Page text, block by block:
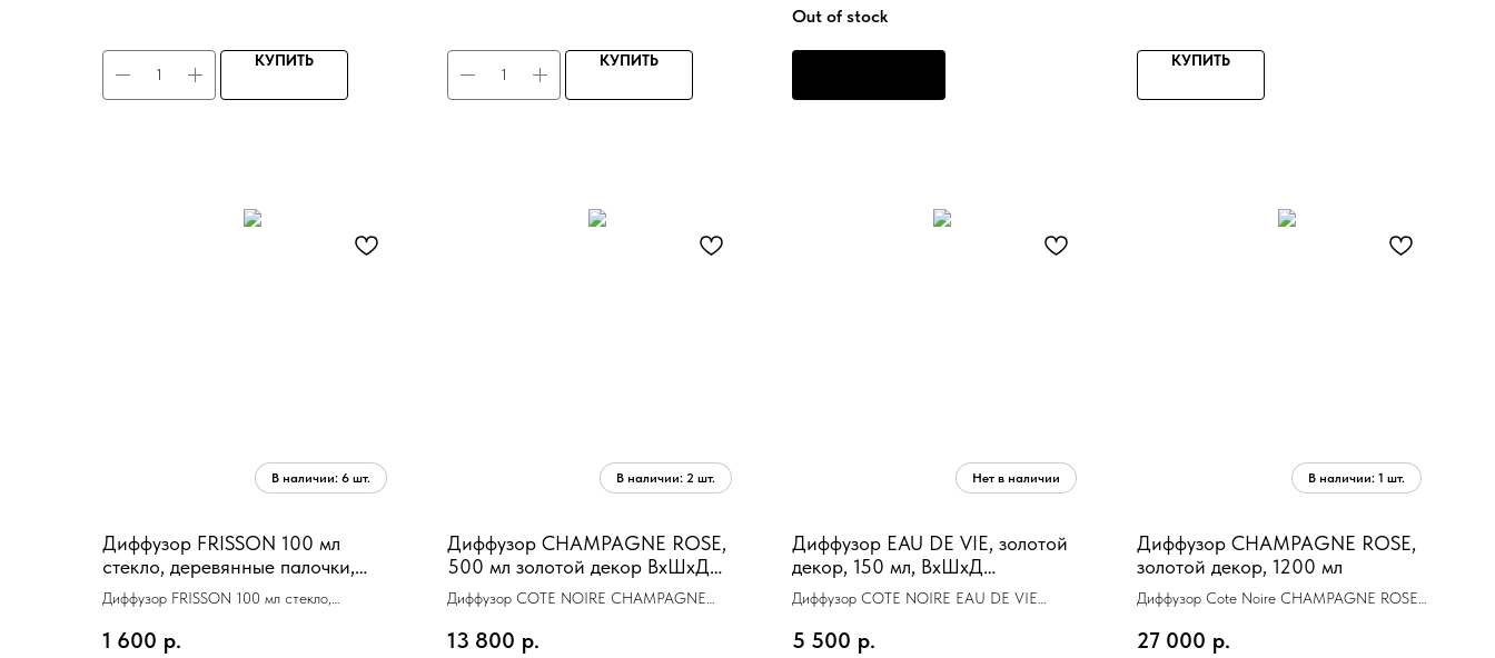
КУПИТЬ КУПИТЬ
Out of stock
КУПИТЬ
Диффузор FRISSON 100 мл
стекло, деревянные палочки,
аромат сладкий
Диффузор FRISSON 100 мл стекло,
1 600 р.
Диффузор CHAMPAGNE ROSE,
500 мл золотой декор ВхШхД
21х17х17 см
Диффузор COTE NOIRE CHAMPAGNE
13 800 р.
Диффузор EAU DE VIE, золотой
декор, 150 мл, ВхШхД
30х10,5х10,5 см
Диффузор COTE NOIRE EAU DE VIE
5 500 р.
Диффузор CHAMPAGNE ROSE,
золотой декор, 1200 мл
Диффузор Cote Noire CHAMPAGNE ROSE
27 000 р.